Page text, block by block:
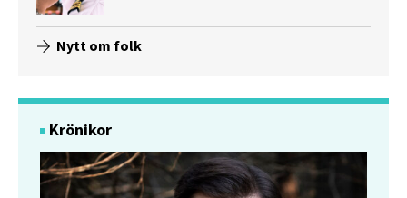
Nytt om folk
Krönikor